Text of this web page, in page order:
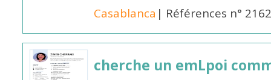
Casablanca | Références n°
cherche un emLpoi